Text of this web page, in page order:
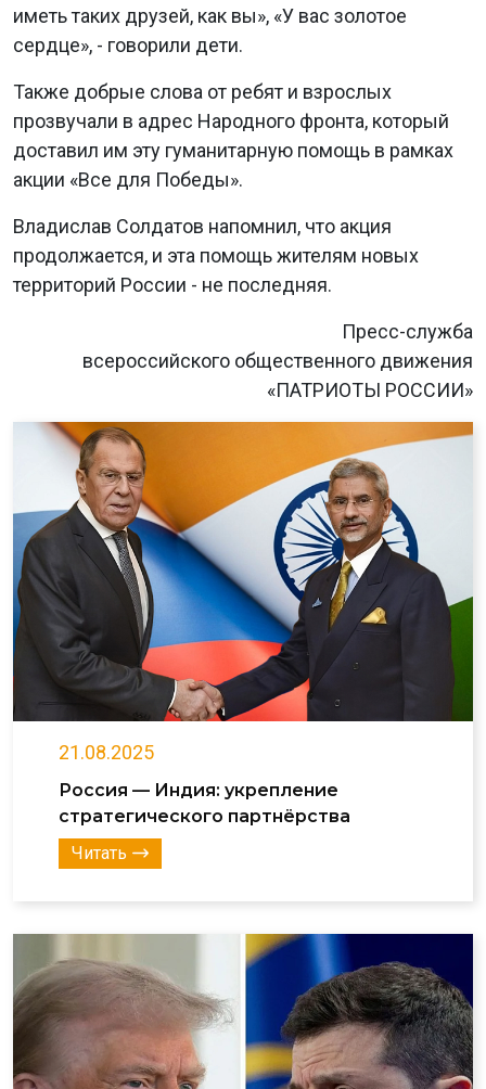
иметь таких друзей, как вы», «У вас золотое
сердце», - говорили дети.
Также добрые слова от ребят и взрослых
прозвучали в адрес Народного фронта, который
доставил им эту гуманитарную помощь в рамках
акции «Все для Победы».
Владислав Солдатов напомнил, что акция
продолжается, и эта помощь жителям новых
территорий России - не последняя.
Пресс-служба
всероссийского общественного движения
«ПАТРИОТЫ РОССИИ»
21.08.2025
Россия — Индия: укрепление
стратегического партнёрства
Читать